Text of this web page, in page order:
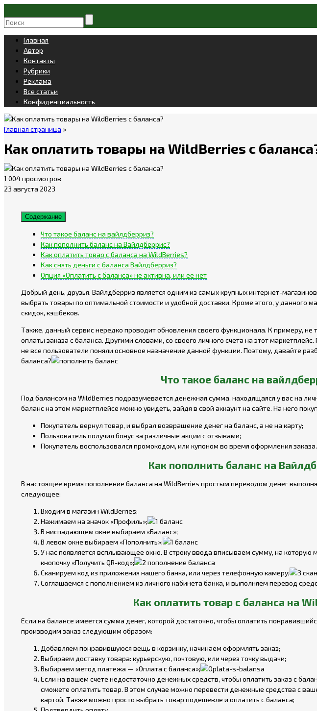
Главная
Автор
Контакты
Рубрики
Реклама
Все статьи
Конфиденциальность
Главная страница »
Как оплатить товары на WildBerries с
1 004 просмотров
23 августа 2023
Содержание
Что такое баланс на вайлдберриз?
Как пополнить баланс на Вайлдберрис?
Как оплатить товар с баланса на WildBerries?
Как снять деньги с баланса Вайлдберриз?
Опция «Оплатить с баланса» не активна, или её нет
Добрый день, друзья. Вайлдберриз является одним из самых крупных интернет-
выбрать товары по оптимальной стоимости и удобной доставки. Кроме этого, у данного
скидок, кэшбеков.
Также, данный сервис нередко проводит обновления своего функционала. К примеру, не
оплаты заказа с баланса. Другими словами, со своего личного счета на этот
не все пользователи поняли основное назначение данной функции. Поэтому, давайте
баланса?
Что такое баланс на
Под балансом на WildBerries подразумевается денежная сумма, находящаяся у вас на
баланс на этом маркетплейсе можно увидеть, зайдя в свой аккаунт на сайте. На него
Покупатель вернул товар, и выбрал возвращение денег на баланс, а не на карту;
Пользователь получил бонус за различные акции с отзывами;
Покупатель воспользовался промокодом, или купоном во время оформления заказа.
Как пополнить баланс на
В настоящее время пополнение баланса на WildBerries простым переводом денег
следующее:
Входим в магазин WildBerries;
Нажимаем на значок «Профиль»;
В ниспадающем окне выбираем «Баланс»;
В левом окне выбираем «Пополнить»;
У нас появляется всплывающее окно. В строку ввода вписываем сумму, на
кнопочку «Получить QR-код»;
Сканируем код из приложения нашего банка, или через телефонную камеру;
Соглашаемся с пополнением из личного кабинета банка, и выполняем перевод
Как оплатить товар с баланса на
Если на балансе имеется сумма денег, которой достаточно, чтобы оплатить
производим заказ следующим образом:
Добавляем понравившуюся вещь в корзинку, начинаем оформлять заказ;
Выбираем доставку товара: курьерскую, почтовую, или через точку выдачи;
Выбираем метод платежа — «Оплата с баланса»;
Если на вашем счете недостаточно денежных средств, чтобы оплатить заказ с
сможете оплатить товар. В этом случае можно перевести денежные средства с
картой. Также можно просто выбрать товар подешевле и оплатить с баланса;